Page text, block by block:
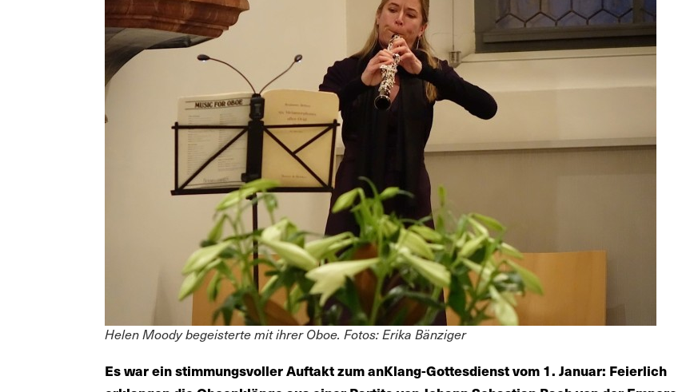
Helen Moody begeisterte mit ihrer Oboe. Fotos: Erika Bänziger
Es war ein stimmungsvoller Auftakt zum anKlang-Gottesdienst vom 1. Januar: Feierlich